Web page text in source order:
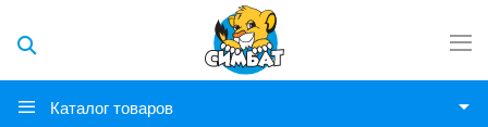
Каталог товаров